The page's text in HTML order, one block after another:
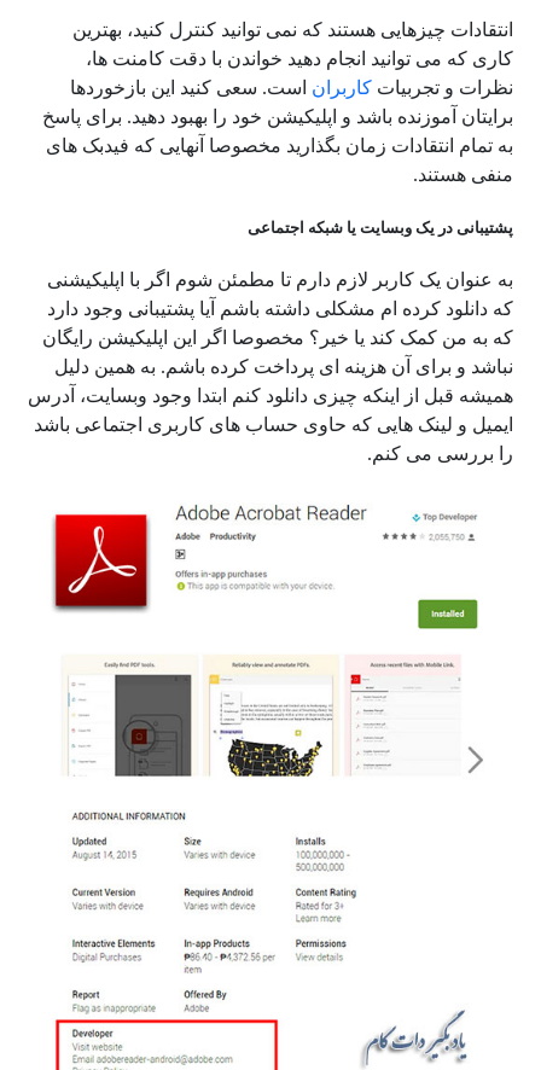
انتقادات چیزهایی هستند که نمی توانید کنترل کنید، بهترین
کاری که می توانید انجام دهید خواندن با دقت کامنت ها،
نظرات و تجربیات کاربران است. سعی کنید این بازخوردها
برایتان آموزنده باشد و اپلیکیشن خود را بهبود دهید. برای پاسخ
به تمام انتقادات زمان بگذارید مخصوصا آنهایی که فیدبک های
منفی هستند.
پشتیبانی در یک وبسایت یا شبکه اجتماعی
به عنوان یک کاربر لازم دارم تا مطمئن شوم اگر با اپلیکیشنی
که دانلود کرده ام مشکلی داشته باشم آیا پشتیبانی وجود دارد
که به من کمک کند یا خیر؟ مخصوصا اگر این اپلیکیشن رایگان
نباشد و برای آن هزینه ای پرداخت کرده باشم. به همین دلیل
همیشه قبل از اینکه چیزی دانلود کنم ابتدا وجود وبسایت، آدرس
ایمیل و لینک هایی که حاوی حساب های کاربری اجتماعی باشد
را بررسی می کنم.